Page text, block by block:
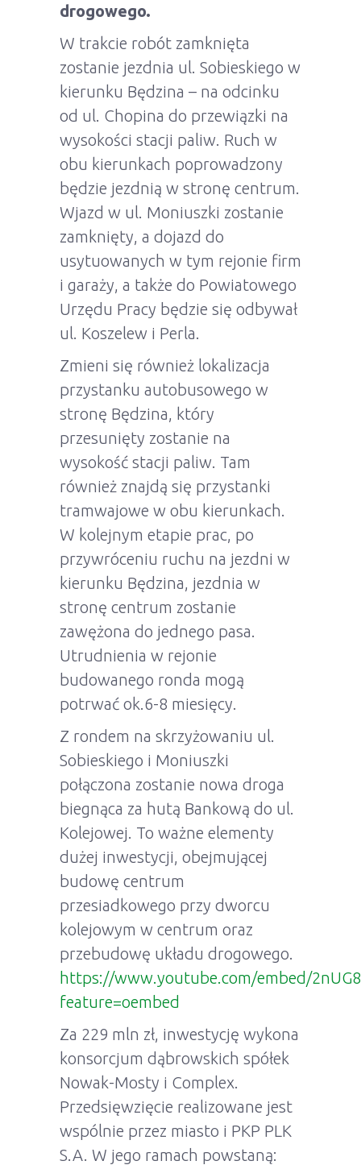
drogowego.
W trakcie robót zamknięta
zostanie jezdnia ul. Sobieskiego w
kierunku Będzina – na odcinku
od ul. Chopina do przewiązki na
wysokości stacji paliw. Ruch w
obu kierunkach poprowadzony
będzie jezdnią w stronę centrum.
Wjazd w ul. Moniuszki zostanie
zamknięty, a dojazd do
usytuowanych w tym rejonie firm
i garaży, a także do Powiatowego
Urzędu Pracy będzie się odbywał
ul. Koszelew i Perla.
Zmieni się również lokalizacja
przystanku autobusowego w
stronę Będzina, który
przesunięty zostanie na
wysokość stacji paliw. Tam
również znajdą się przystanki
tramwajowe w obu kierunkach.
W kolejnym etapie prac, po
przywróceniu ruchu na jezdni w
kierunku Będzina, jezdnia w
stronę centrum zostanie
zawężona do jednego pasa.
Utrudnienia w rejonie
budowanego ronda mogą
potrwać ok.6-8 miesięcy.
Z rondem na skrzyżowaniu ul.
Sobieskiego i Moniuszki
połączona zostanie nowa droga
biegnąca za hutą Bankową do ul.
Kolejowej. To ważne elementy
dużej inwestycji, obejmującej
budowę centrum
przesiadkowego przy dworcu
kolejowym w centrum oraz
przebudowę układu drogowego.
https://www.youtube.com/embed/
feature=oembed
Za 229 mln zł, inwestycję wykona
konsorcjum dąbrowskich spółek
Nowak-Mosty i Complex.
Przedsięwzięcie realizowane jest
wspólnie przez miasto i PKP PLK
S.A. W jego ramach powstaną: